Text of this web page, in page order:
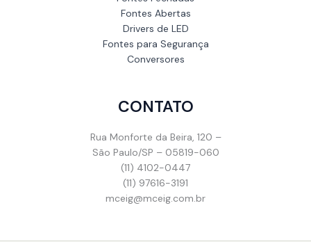
Fontes Abertas
Drivers de LED
Fontes para Segurança
Conversores
CONTATO
Rua Monforte da Beira, 120 –
São Paulo/SP – 05819-060
(11) 4102-0447
(11) 97616-3191
mceig@mceig.com.br